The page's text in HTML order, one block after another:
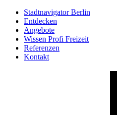
Stadtnavigator Berlin
Entdecken
Angebote
Wissen Profi Freizeit
Referenzen
Kontakt